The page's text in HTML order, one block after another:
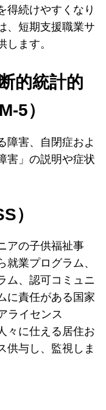
得続けやすくなり
、短期支援職業サ
ます。
的統計的
5）
障害、自閉症およ
害」の説明や症状
）
アの子供福祉事
業プログラム、
ム、認可コミュニ
に責任がある国家
ライセンス
々に仕える居住お
供与し、監視しま